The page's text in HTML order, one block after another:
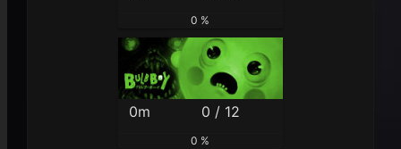
0 %
0m 0 / 12
0 %